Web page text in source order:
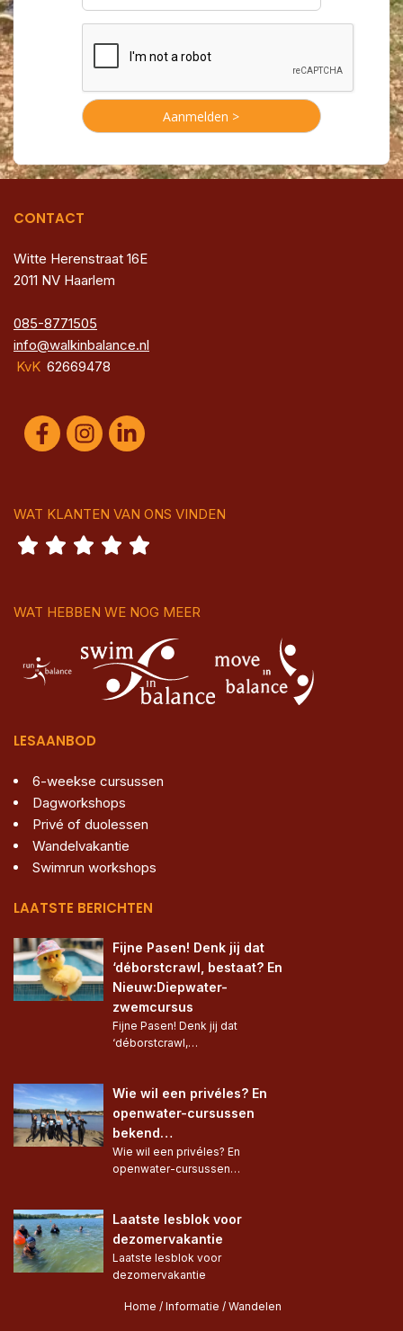
CONTACT
Witte Herenstraat 16E
2011 NV Haarlem
085-8771505
info@walkinbalance.nl
KvK 62669478
WAT KLANTEN VAN ONS VINDEN
WAT HEBBEN WE NOG MEER
LESAANBOD
6-weekse cursussen
Dagworkshops
Privé of duolessen
Wandelvakantie
Swimrun workshops
LAATSTE BERICHTEN
Fijne Pasen! Denk jij dat
‘déborstcrawl, bestaat? En
Nieuw:Diepwater-
zwemcursus
Fijne Pasen! Denk jij dat
‘déborstcrawl,…
Wie wil een privéles? En
openwater-cursussen
bekend…
Wie wil een privéles? En
openwater-cursussen…
Laatste lesblok voor
dezomervakantie
Laatste lesblok voor
dezomervakantie
Home / Informatie / Wandelen